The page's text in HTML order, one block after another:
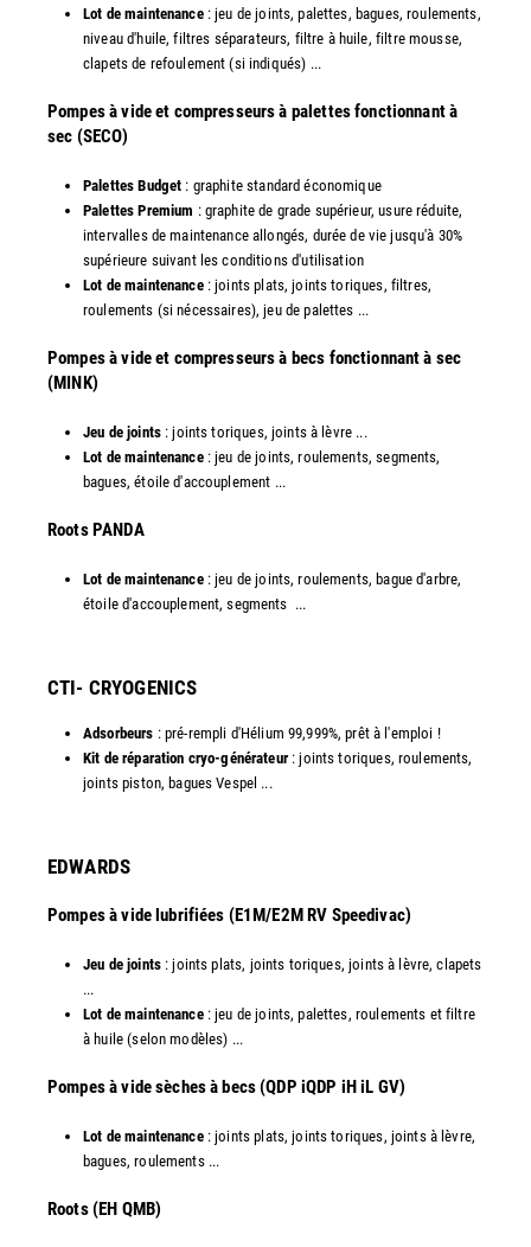
Lot de maintenance: jeu de joints, palettes, bagues, roulements,
niveau d'huile, filtres séparateurs, filtre à huile, filtre mousse,
clapets de refoulement (si indiqués) ...
​Pompes à vide et compresseurs à palettes fonctionnant à
sec (SECO)
Palettes Budget : graphite standard économique
Palettes Premium : graphite de grade supérieur, usure réduite,
intervalles de maintenance allongés, durée de vie jusqu'à 30%
supérieure suivant les conditions d'utilisation
Lot de maintenance: joints plats, joints toriques, filtres,
roulements (si nécessaires), jeu de palettes ...
Pompes à vide et compresseurs à becs fonctionnant à sec
(MINK)
Jeu de joints: joints toriques, joints à lèvre ...
Lot de maintenance: jeu de joints, roulements, segments,
bagues, étoile d'accouplement ...
​Roots PANDA
Lot de maintenance: jeu de joints, roulements, bague d'arbre,
étoile d'accouplement, segments ...​
CTI- CRYOGENICS
Adsorbeurs : pré-rempli d'Hélium 99,999%, prêt à l'emploi !
Kit de réparation cryo-générateur: joints toriques, roulements,
joints piston, bagues Vespel ... ​
EDWARDS
Pompes à vide lubrifiées (E1M/E2M RV Speedivac)
Jeu de joints: joints plats, joints toriques, joints à lèvre, clapets
...
Lot de maintenance: jeu de joints, palettes, roulements et filtre
à huile (selon modèles) ...
​Pompes à vide sèches à becs (QDP iQDP iH iL GV)
Lot de maintenance: joints plats, joints toriques, joints à lèvre,
bagues, roulements ...
Roots (EH QMB)